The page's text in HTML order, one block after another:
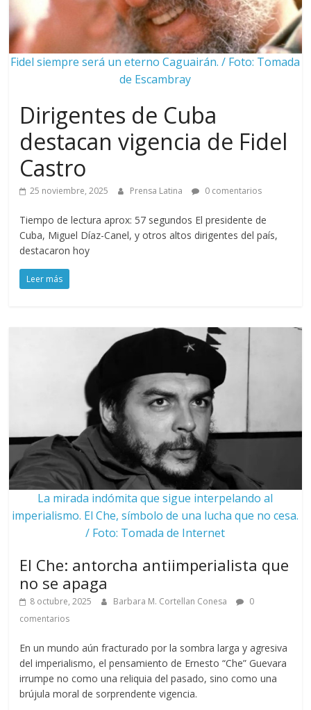
Fidel siempre será un eterno Caguairán. / Foto: Tomada
de Escambray
Dirigentes de Cuba
destacan vigencia de Fidel
Castro
25 noviembre, 2025 Prensa Latina 0 comentarios
Tiempo de lectura aprox: 57 segundos El presidente de
Cuba, Miguel Díaz-Canel, y otros altos dirigentes del país,
destacaron hoy
Leer más
La mirada indómita que sigue interpelando al
imperialismo. El Che, símbolo de una lucha que no cesa.
/ Foto: Tomada de Internet
El Che: antorcha antiimperialista que
no se apaga
8 octubre, 2025 Barbara M. Cortellan Conesa
0
comentarios
En un mundo aún fracturado por la sombra larga y agresiva
del imperialismo, el pensamiento de Ernesto “Che” Guevara
irrumpe no como una reliquia del pasado, sino como una
brújula moral de sorprendente vigencia.